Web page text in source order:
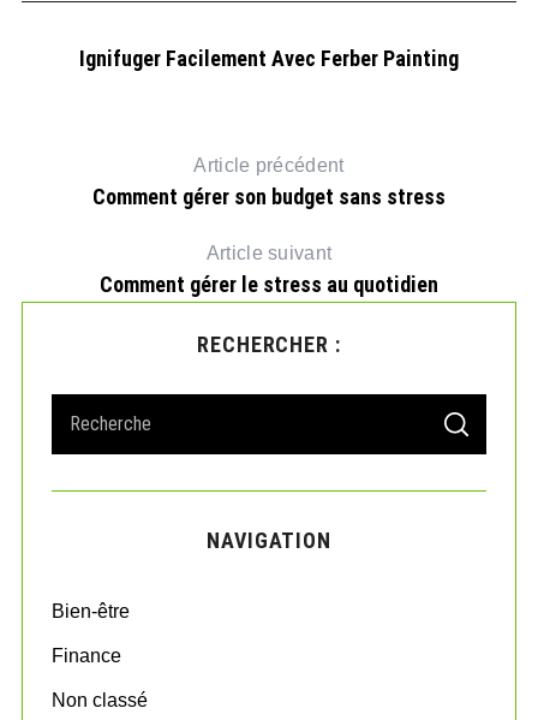
Ignifuger Facilement Avec Ferber Painting
Article précédent
Comment gérer son budget sans stress
Article suivant
Comment gérer le stress au quotidien
RECHERCHER :
a
r
o
:
S
A
C
NAVIGATION
Bien-être
Finance
Non classé